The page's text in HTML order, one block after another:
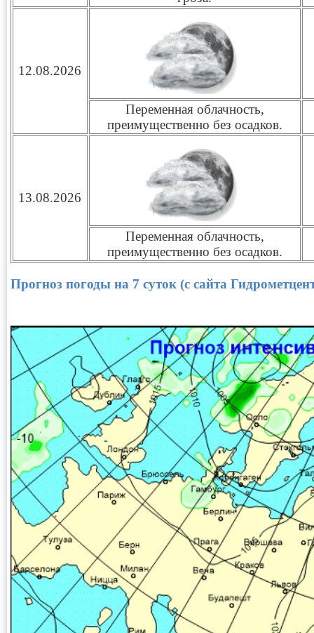
12.08.2026
Переменная облачность,
преимущественно без осадков.
13.08.2026
Переменная облачность,
преимущественно без осадков.
Прогноз погоды на 7 суток (с сайта